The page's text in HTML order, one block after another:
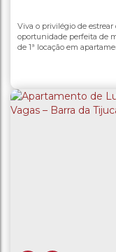
Viva o privilégio de estrear
oportunidade perfeita de
de 1ª locação em
lineares e duplex
modernas, acabamentos